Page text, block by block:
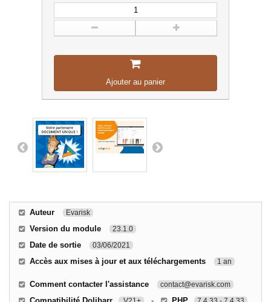
Ajouter au panier
Auteur Evarisk
Version du module 23.1.0
Date de sortie 03/06/2021
Accès aux mises à jour et aux téléchargements 1 an
Comment contacter l'assistance contact@evarisk.com